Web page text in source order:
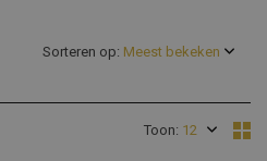
Toon:
Sorteren op: